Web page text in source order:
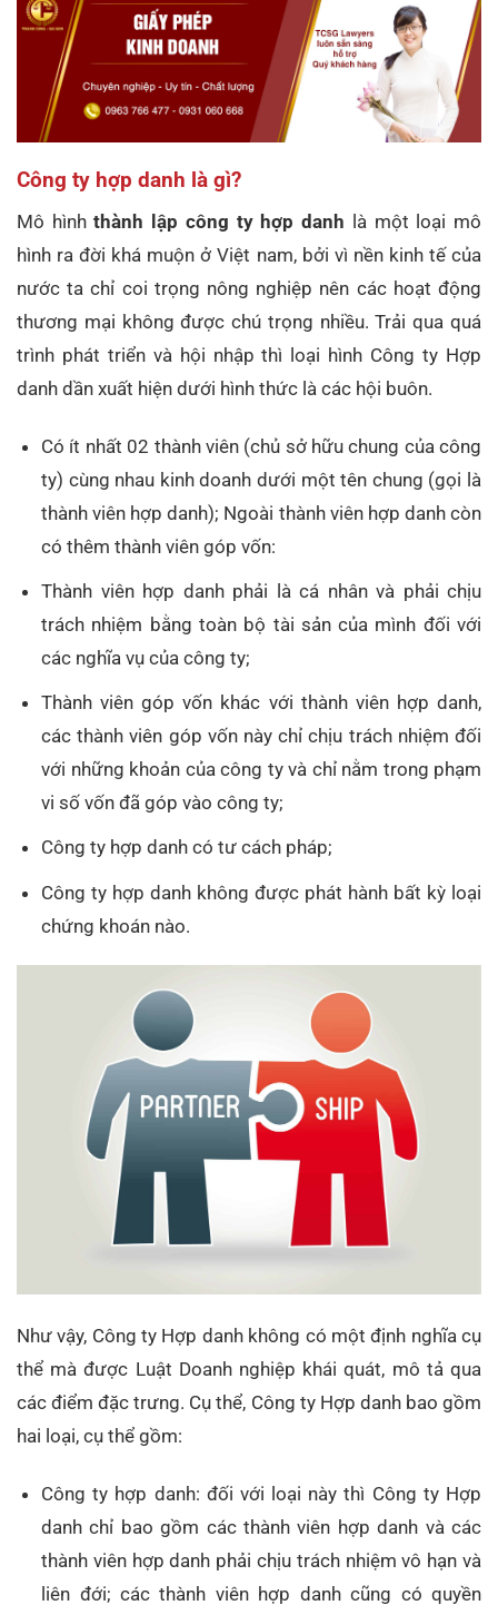
Công ty hợp danh là gì?
Mô hìnhthành lập công ty hợp danh là một loại mô
hình ra đời khá muộn ở Việt nam, bởi vì nền kinh tế của
nước ta chỉ coi trọng nông nghiệp nên các hoạt động
thương mại không được chú trọng nhiều. Trải qua quá
trình phát triển và hội nhập thì loại hình Công ty Hợp
danh dần xuất hiện dưới hình thức là các hội buôn.
Có ít nhất 02 thành viên (chủ sở hữu chung của công
ty) cùng nhau kinh doanh dưới một tên chung (gọi là
thành viên hợp danh); Ngoài thành viên hợp danh còn
có thêm thành viên góp vốn:
Thành viên hợp danh phải là cá nhân và phải chịu
trách nhiệm bằng toàn bộ tài sản của mình đối với
các nghĩa vụ của công ty;
Thành viên góp vốn khác với thành viên hợp danh,
các thành viên góp vốn này chỉ chịu trách nhiệm đối
với những khoản của công ty và chỉ nằm trong phạm
vi số vốn đã góp vào công ty;
Công ty hợp danh có tư cách pháp;
Công ty hợp danh không được phát hành bất kỳ loại
chứng khoán nào.
Như vậy, Công ty Hợp danh không có một định nghĩa cụ
thể mà được Luật Doanh nghiệp khái quát, mô tả qua
các điểm đặc trưng. Cụ thể, Công ty Hợp danh bao gồm
hai loại, cụ thể gồm:
Công ty hợp danh: đối với loại này thì Công ty Hợp
danh chỉ bao gồm các thành viên hợp danh và các
thành viên hợp danh phải chịu trách nhiệm vô hạn và
liên đới; các thành viên hợp danh cũng có quyền